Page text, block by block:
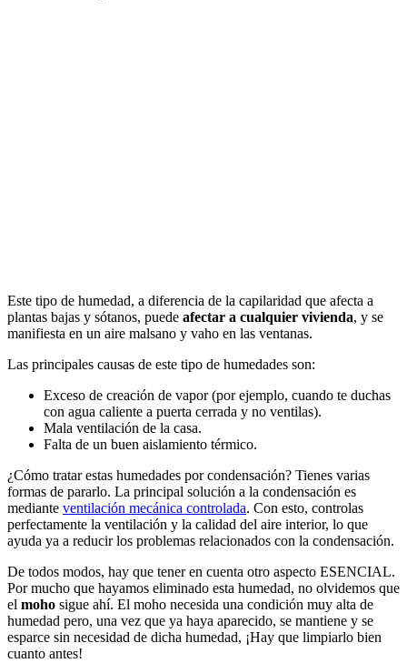
Este tipo de humedad, a diferencia de la capilaridad que afecta a
plantas bajas y sótanos, puede afectar a cualquier vivienda, y se
manifiesta en un aire malsano y vaho en las ventanas.
Las principales causas de este tipo de humedades son:
Exceso de creación de vapor (por ejemplo, cuando te duchas
con agua caliente a puerta cerrada y no ventilas).
Mala ventilación de la casa.
Falta de un buen aislamiento térmico.
¿Cómo tratar estas humedades por condensación? Tienes varias
formas de pararlo. La principal solución a la condensación es
mediante ventilación mecánica controlada. Con esto, controlas
perfectamente la ventilación y la calidad del aire interior, lo que
ayuda ya a reducir los problemas relacionados con la condensación.
De todos modos, hay que tener en cuenta otro aspecto ESENCIAL.
Por mucho que hayamos eliminado esta humedad, no olvidemos que
el moho sigue ahí. El moho necesida una condición muy alta de
humedad pero, una vez que ya haya aparecido, se mantiene y se
esparce sin necesidad de dicha humedad, ¡Hay que limpiarlo bien
cuanto antes!